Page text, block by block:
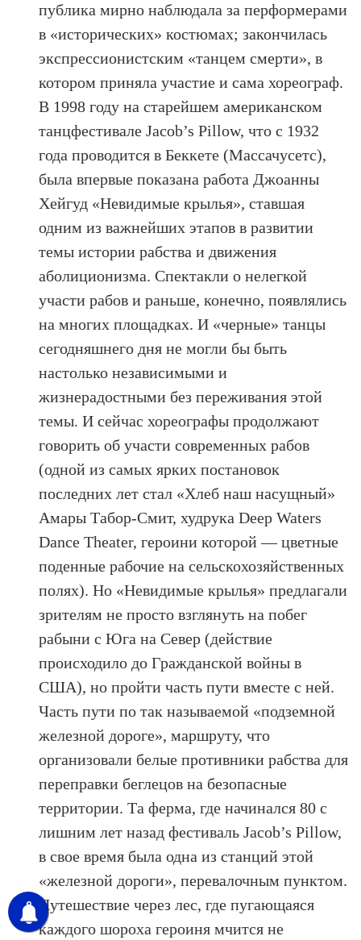
публика мирно наблюдала за перформерами
в «исторических» костюмах; закончилась
экспрессионистским «танцем смерти», в
котором приняла участие и сама хореограф.
В 1998 году на старейшем американском
танцфестивале Jacob’s Pillow, что с 1932
года проводится в Беккете (Массачусетс),
была впервые показана работа Джоанны
Хейгуд «Невидимые крылья», ставшая
одним из важнейших этапов в развитии
темы истории рабства и движения
аболиционизма. Спектакли о нелегкой
участи рабов и раньше, конечно, появлялись
на многих площадках. И «черные» танцы
сегодняшнего дня не могли бы быть
настолько независимыми и
жизнерадостными без переживания этой
темы. И сейчас хореографы продолжают
говорить об участи современных рабов
(одной из самых ярких постановок
последних лет стал «Хлеб наш насущный»
Амары Табор-Смит, худрука Deep Waters
Dance Theater, героини которой — цветные
поденные рабочие на сельскохозяйственных
полях). Но «Невидимые крылья» предлагали
зрителям не просто взглянуть на побег
рабыни с Юга на Север (действие
происходило до Гражданской войны в
США), но пройти часть пути вместе с ней.
Часть пути по так называемой «подземной
железной дороге», маршруту, что
организовали белые противники рабства для
переправки беглецов на безопасные
территории. Та ферма, где начинался 80 с
лишним лет назад фестиваль Jacob’s Pillow,
в свое время была одна из станций этой
«железной дороги», перевалочным пунктом.
Путешествие через лес, где пугающаяся
каждого шороха героиня мчится не